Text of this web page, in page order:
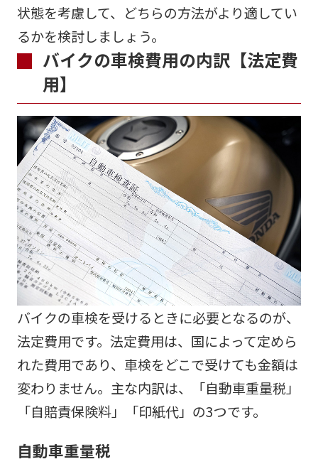
状態を考慮して、どちらの方法がより適してい
るかを検討しましょう。
バイクの車検費用の内訳【法定費
用】
バイクの車検を受けるときに必要となるのが、
法定費用です。法定費用は、国によって定めら
れた費用であり、車検をどこで受けても金額は
変わりません。主な内訳は、「自動車重量税」
「自賠責保険料」「印紙代」の3つです。
自動車重量税